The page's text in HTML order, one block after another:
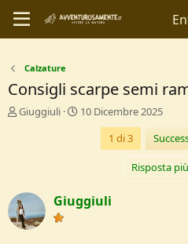
Calzature
Consigli scarpe semi
C
r
e
D
Giuggiuli
D
I
n
10 Dicembre 2025
1 di 3
Risposta
Giuggiuli